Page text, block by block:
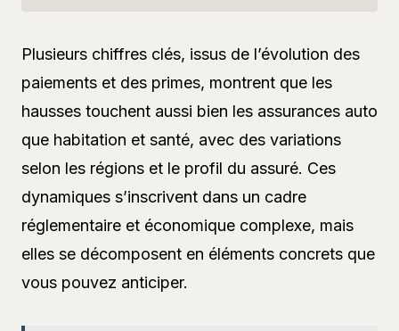
Plusieurs chiffres clés, issus de l’évolution des
paiements et des primes, montrent que les
hausses touchent aussi bien les assurances auto
que habitation et santé, avec des variations
selon les régions et le profil du assuré. Ces
dynamiques s’inscrivent dans un cadre
réglementaire et économique complexe, mais
elles se décomposent en éléments concrets que
vous pouvez anticiper.